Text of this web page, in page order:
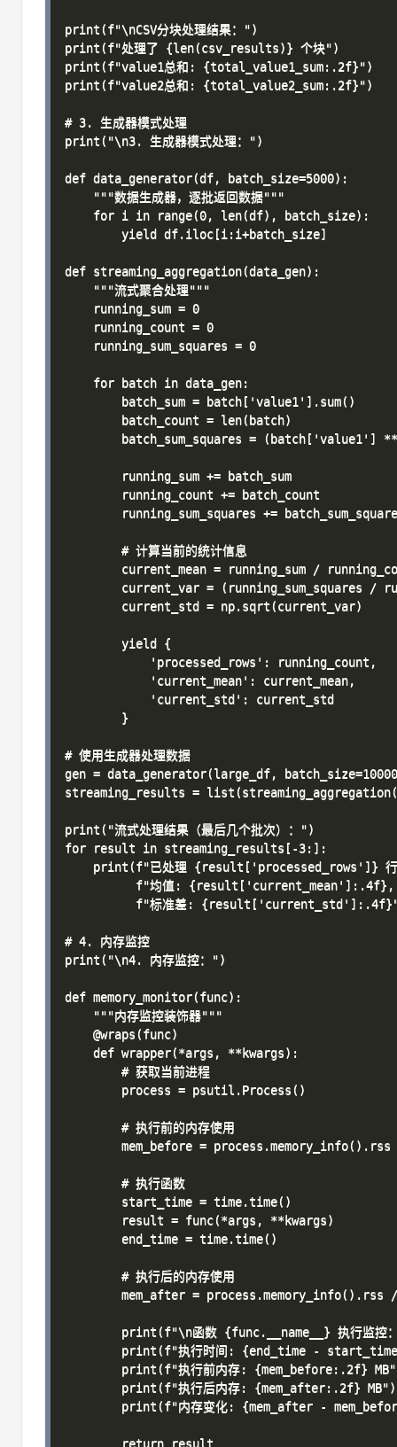
print(f"\nCSV分块处理结果：")
print(f"处理了 {len(csv_results)} 个块")
print(f"value1总和: {total_value1_sum:.2f}")
print(f"value2总和: {total_value2_sum:.2f}")
# 3. 生成器模式处理
print("\n3. 生成器模式处理：")
def data_generator(df, batch_size=5000):
    """数据生成器，逐批返回数据"""
    for i in range(0, len(df), batch_size):
        yield df.iloc[i:i+batch_size]
def streaming_aggregation(data_gen):
    """流式聚合处理"""
    running_sum = 0
    running_count = 0
    running_sum_squares = 0
    for batch in data_gen:
        batch_sum = batch['value1'].sum()
        batch_count = len(batch)
batch_sum_squares = (batch['value1']
        running_sum += batch_sum
        running_count += batch_count
running_sum_squares +=
        # 计算当前的统计信息
current_mean = running_sum /
current_var = (running_sum_squares /
        current_std = np.sqrt(current_var)
        yield {
            'processed_rows': running_count,
            'current_mean': current_mean,
            'current_std': current_std
        }
# 使用生成器处理数据
gen = data_generator(large_df,
streaming_results =
print("流式处理结果（最后几个批次）：")
for result in streaming_results[-3:]:
print(f"已处理 {result['processed_rows']}
f"均值: {result['current_mean']:.4f},
f"标准差:
# 4. 内存监控
print("\n4. 内存监控：")
def memory_monitor(func):
    """内存监控装饰器"""
    @wraps(func)
    def wrapper(*args, **kwargs):
        # 获取当前进程
        process = psutil.Process()
        # 执行前的内存使用
mem_before = process.memory_info().rss
        # 执行函数
        start_time = time.time()
        result = func(*args, **kwargs)
        end_time = time.time()
        # 执行后的内存使用
mem_after = process.memory_info().rss
print(f"\n函数 {func.__name__} 执行监控
print(f"执行时间: {end_time -
print(f"执行前内存: {mem_before:.2f}
        print(f"执行后内存: {mem_after:.2f} MB")
print(f"内存变化: {mem_after -
        return result